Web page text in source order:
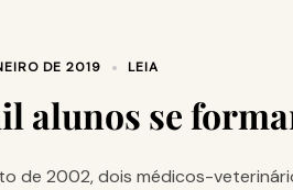
DE 2019 LEIA
alunos se
de 2002, dois médicos-